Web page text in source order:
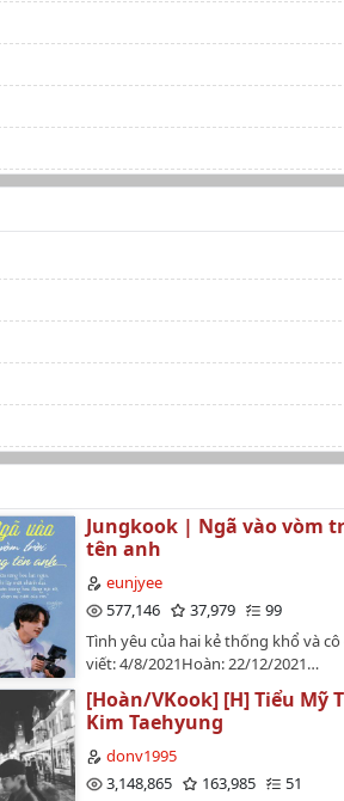
Jungkook | Ngã vào vòm
tên anh
eunjyee
577,146
37,979
99
Tình yêu của hai kẻ thống khổ và
viết: 4/8/2021Hoàn: 22/12/2021…
[Hoàn/VKook] [H] Tiểu Mỹ
Kim Taehyung
donv1995
3,148,865
163,985
51